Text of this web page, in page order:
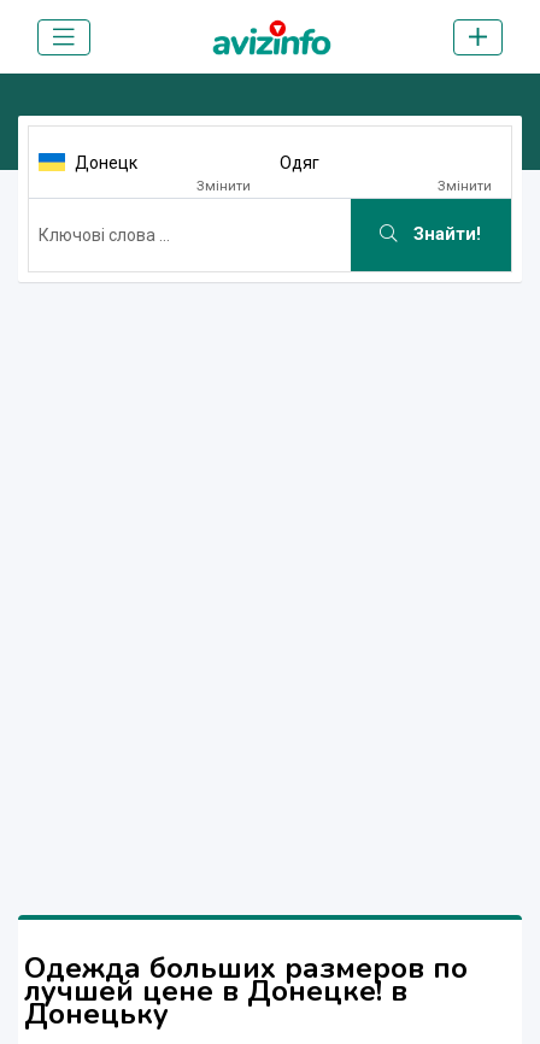
Донецк
Змінити
Одяг
Змінити
Знайти!
Одежда больших размеров по
лучшей цене в Донецке! в
Донецьку